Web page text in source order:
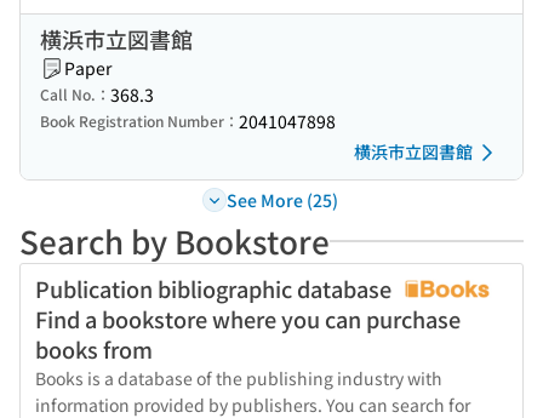
横浜市立図書館
Paper
Call No.： 368.3
Book Registration Number： 2041047898
横浜市立図書館
See More (25)
Search by Bookstore
Publication bibliographic database
Find a bookstore where you can purchase
books from
Books is a database of the publishing industry with
information provided by publishers. You can search for